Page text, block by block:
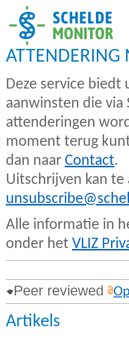
Deze service biedt
aanwinsten die
attenderingen
moment terug
dan naar Contact.
Uitschrijven kan
Alle informatie in
onder het VLIZ
Peer reviewed
Artikels